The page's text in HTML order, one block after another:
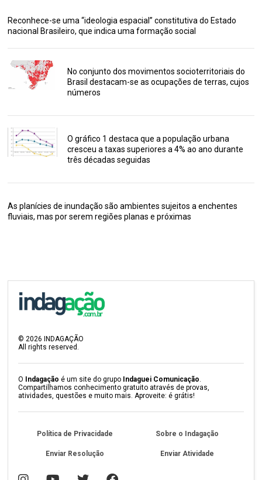
Reconhece-se uma “ideologia espacial” constitutiva do Estado
nacional Brasileiro, que indica uma formação social
No conjunto dos movimentos socioterritoriais do
Brasil destacam-se as ocupações de terras, cujos
números
O gráfico 1 destaca que a população urbana
cresceu a taxas superiores a 4% ao ano durante
três décadas seguidas
As planícies de inundação são ambientes sujeitos a enchentes
fluviais, mas por serem regiões planas e próximas
©2026 INDAGAÇÃO
All rights reserved.
O Indagação é um site do grupo Indaguei Comunicação.
Compartilhamos conhecimento gratuito através de provas,
atividades, questões e muito mais. Aproveite: é grátis!
Política de Privacidade Sobre o Indagação
Enviar Resolução Enviar Atividade